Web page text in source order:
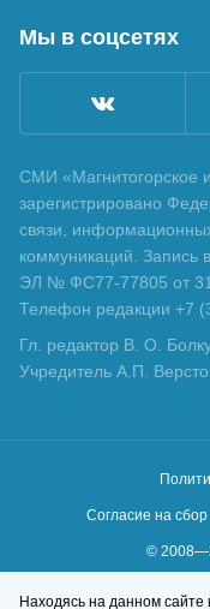
Мы в соцсетях
СМИ «Магнитогорское
зарегистрировано
связи,
коммуникаций. Запись
ЭЛ № ФС77-77805 от
Телефон редакции +7
Гл. редактор В. О.
Учредитель А.П.
Согласие на
© 2008—
Находясь на данном